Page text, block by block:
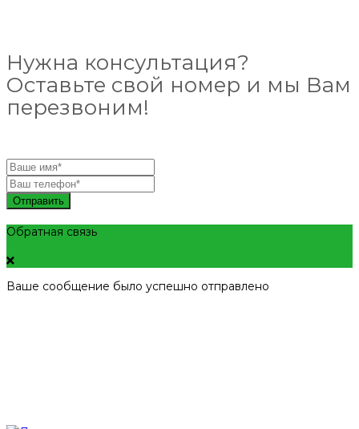
Нужна консультация?
Оставьте свой номер и мы Вам
перезвоним!
Отправить
Обратная связь
Ваше сообщение было успешно отправлено